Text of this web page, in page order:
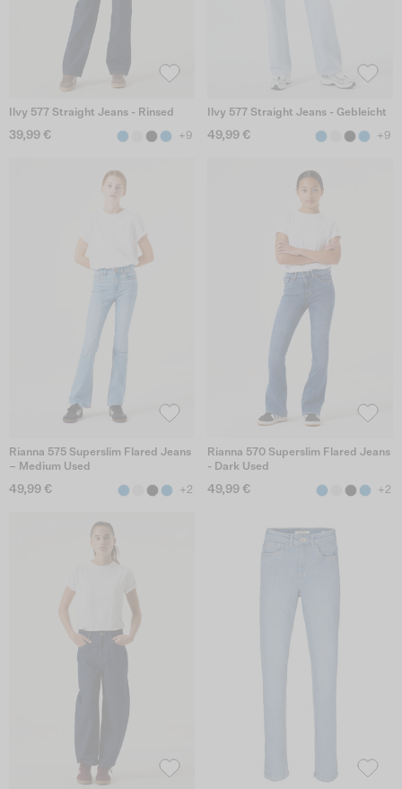
Ilvy 577 Straight Jeans - Rinsed
39,99 € +9
Ilvy 577 Straight Jeans - Gebleicht
49,99 € +9
Rianna 575 Superslim Flared Jeans
– Medium Used
49,99 € +2
Rianna 570 Superslim Flared Jeans
- Dark Used
49,99 € +2